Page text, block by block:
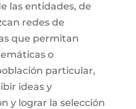
las entidades, de
redes de
que permitan
o
particular,
ideas y
y lograr la selección